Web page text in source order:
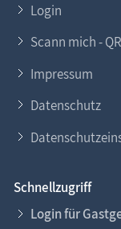
Login
Scann mich -
Impressum
Datenschutz
Schnellzugriff
Login für